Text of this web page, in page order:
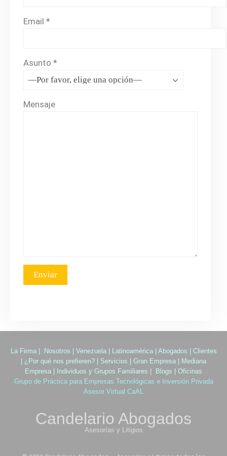
Email *
Asunto *
Mensaje
La Firma| Nosotros | Venezuela| Latinoamérica| Abogados | Clientes
| ¿Por qué nos prefieren? | Servicios | Gran Empresa | Mediana
Empresa | Individuos y Grupos Familiares | Blogs | Oficinas
Grupo de Práctica para Empresas Tecnológicas e Inversión Privada
Asesor Virtual CaAL
Candelario Abogados
Asesorías y Litigios